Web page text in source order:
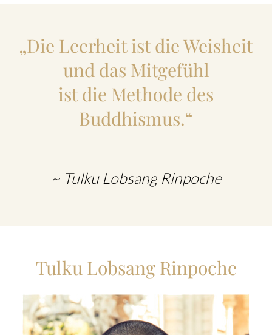
„Die Leerheit ist die Weisheit
und das Mitgefühl
ist die Methode des
Buddhismus.“
~ Tulku Lobsang Rinpoche
Tulku Lobsang Rinpoche